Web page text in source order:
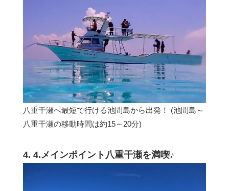
八重干瀬へ最短で行ける池間島から出発！ (池間島～
八重干瀬の移動時間は約15～20分)
4. 4.メインポイント八重干瀬を満喫♪